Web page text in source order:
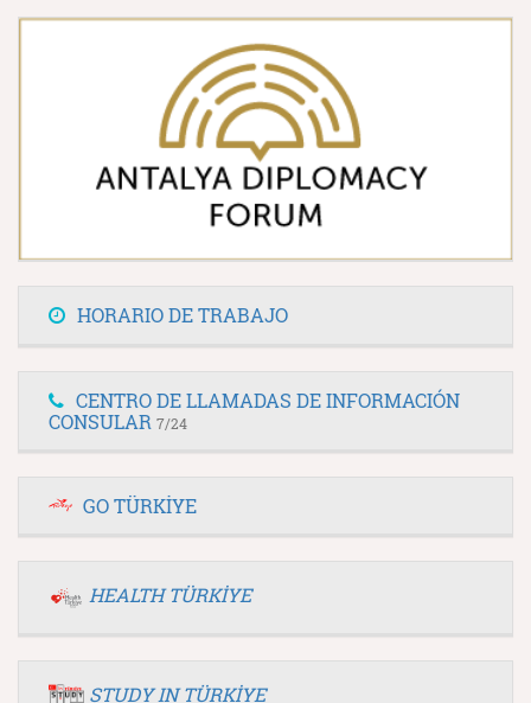
HORARIO DE TRABAJO
CENTRO DE LLAMADAS DE INFORMACIÓN
CONSULAR 7/24
GO TÜRKİYE
HEALTH TÜRKİYE
STUDY IN TÜRKİYE